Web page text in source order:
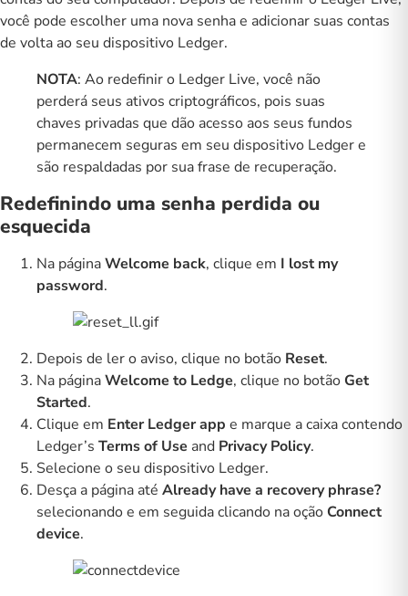
você pode escolher uma nova senha e adicionar suas contas
de volta ao seu dispositivo Ledger.
NOTA: Ao redefinir o Ledger Live, você não
perderá seus ativos criptográficos, pois suas
chaves privadas que dão acesso aos seus fundos
permanecem seguras em seu dispositivo Ledger e
são respaldadas por sua frase de recuperação.
Redefinindo uma senha perdida ou
esquecida
Na páginaWelcome back, clique em I lost my
password.
Depois de ler o aviso, clique no botão Reset.
Na páginaWelcome to Ledge, clique no botãoGet
Started.
Clique em Enter Ledger app e marque a caixa contendo
Ledger’s Terms of Use and Privacy Policy.
Selecione o seu dispositivo Ledger.
Desça a página até Already have a recovery phrase?
selecionando e em seguida clicando na oçãoConnect
device.